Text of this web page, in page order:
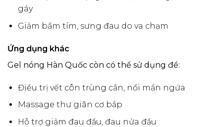
gáy
Giảm bầm tím, sưng đau do va chạm
Ứng dụng khác
Gel nóng Hàn Quốc còn có thể sử dụng để:
Điều trị vết côn trùng cắn, nổi mẩn ngứa
Massage thư giãn cơ bắp
Hỗ trợ giảm đau đầu, đau nửa đầu